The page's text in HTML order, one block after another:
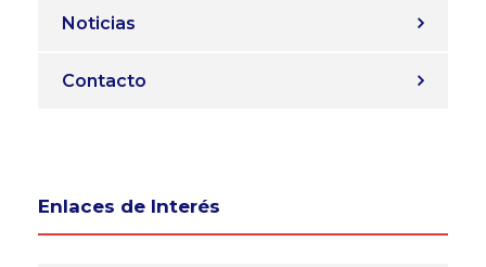
Noticias
Contacto
Enlaces de Interés